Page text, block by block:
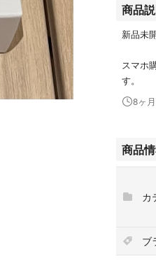
商品
新品未
スマホ
す。
8ヶ
商品
カ
ブ